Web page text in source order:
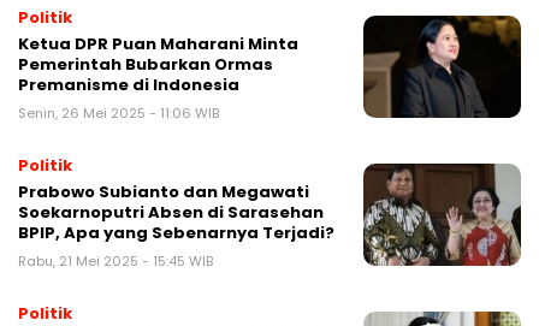
Politik
Ketua DPR Puan Maharani Minta
Pemerintah Bubarkan Ormas
Premanisme di Indonesia
Senin, 26 Mei 2025 - 11:06 WIB
Politik
Prabowo Subianto dan Megawati
Soekarnoputri Absen di Sarasehan
BPIP, Apa yang Sebenarnya Terjadi?
Rabu, 21 Mei 2025 - 15:45 WIB
Politik